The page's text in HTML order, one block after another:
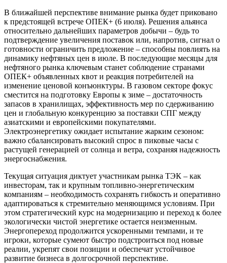
В ближайшей перспективе внимание рынка будет приковано
к предстоящей встрече ОПЕК+ (6 июля). Решения альянса
относительно дальнейших параметров добычи – будь то
подтверждение увеличения поставок или, напротив, сигнал о
готовности ограничить предложение – способны повлиять на
динамику нефтяных цен в июле. В последующие месяцы для
нефтяного рынка ключевым станет соблюдение странами
ОПЕК+ объявленных квот и реакция потребителей на
изменение ценовой конъюнктуры. В газовом секторе фокус
сместится на подготовку Европы к зиме – достаточность
запасов в хранилищах, эффективность мер по сдерживанию
цен и глобальную конкуренцию за поставки СПГ между
азиатскими и европейскими покупателями.
Электроэнергетику ожидает испытание жарким сезоном:
важно сбалансировать высокий спрос в пиковые часы с
растущей генерацией от солнца и ветра, сохраняя надежность
энергоснабжения.
Текущая ситуация диктует участникам рынка ТЭК – как
инвесторам, так и крупным топливно-энергетическим
компаниям – необходимость сохранять гибкость и оперативно
адаптироваться к стремительно меняющимся условиям. При
этом стратегический курс на модернизацию и переход к более
экологически чистой энергетике остается неизменным.
Энергопереход продолжится ускоренными темпами, и те
игроки, которые сумеют быстро подстроиться под новые
реалии, укрепят свои позиции и обеспечат устойчивое
развитие бизнеса в долгосрочной перспективе.